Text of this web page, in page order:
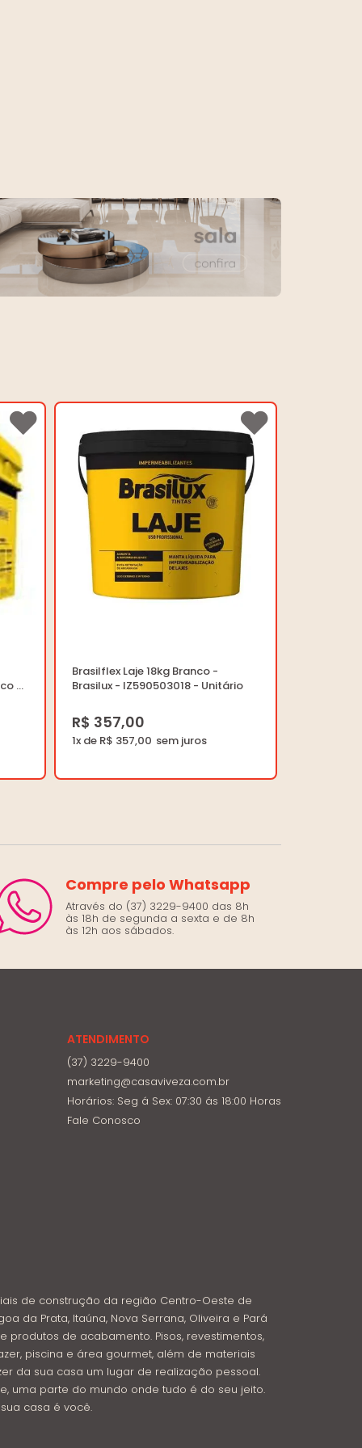
-
Brasilflex Laje 18kg Branco -
Brasilux - IZ590503018 - Unitário
R$ 357,00
1x de R$ 357,00
Compre pelo Whatsapp
Através do (37) 3229-9400 das 8h
às 18h de segunda a sexta e de 8h
às 12h aos sábados.
ATENDIMENTO
(37) 3229-9400
marketing@casaviveza.com.br
Horários: Seg á Sex: 07:30 ás 18:00 Horas
Fale Conosco
de construção da região Centro-Oeste de
da Prata, Itaúna, Nova Serrana, Oliveira e Pará
de acabamento. Pisos, revestimentos,
piscina e área gourmet, além de materiais
da sua casa um lugar de realização pessoal.
uma parte do mundo onde tudo é do seu jeito.
casa é você.